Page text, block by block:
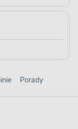
Porady